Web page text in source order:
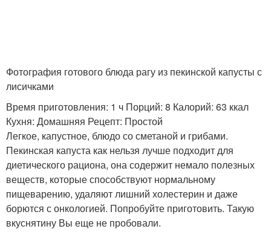
Фотография готового блюда рагу из пекинской капусты с
лисичками
Время приготовления: 1 ч Порций: 8 Калорий: 63 ккал
Кухня: Домашняя Рецепт: Простой
Легкое, капустное, блюдо со сметаной и грибами.
Пекинская капуста как нельзя лучше подходит для
диетического рациона, она содержит немало полезных
веществ, которые способствуют нормальному
пищеварению, удаляют лишний холестерин и даже
борются с онкологией. Попробуйте приготовить. Такую
вкуснятину Вы еще не пробовали.